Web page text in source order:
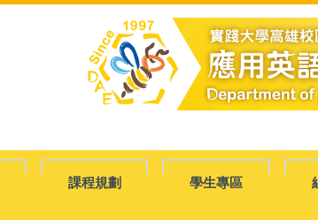
課程規劃 學生專區